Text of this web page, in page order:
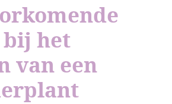
het
van een